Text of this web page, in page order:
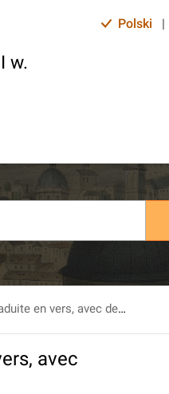
w.
Polski |
L`Odyssee d`Homere, traduite en vers, avec des remarques [...] par M. De Rochefort [...] T. 2.
avec